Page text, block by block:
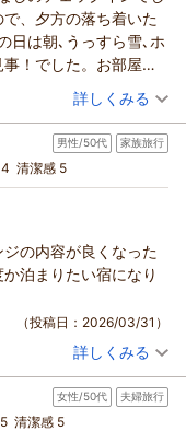
．部屋に戻って，残
ヒーで寛ぎました．
る良いホテルと感じ
入(河原町二条下る)」
、夕方の落ち着いた
日は朝､うっすら雪､ホ
！でした。お部屋も
た。お世話になりまし
（投稿日：2026/04/04）
セール】京都・洛北の静
ダブル 朝のみ
込)
詳しくみる
男性/50代 家族旅行
清潔感 5
の内容が良くなった
泊まりたい宿になり
（投稿日：2026/03/31）
ステイ （クラブラウンジ
ツイン
詳しくみる
女性/50代 夫婦旅行
清潔感 5